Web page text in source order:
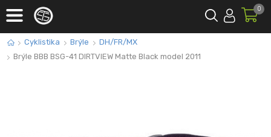
0
Cyklistika Brýle
DH/FR/MX
Brýle BBB BSG-41 DIRTVIEW Matte Black model 2011